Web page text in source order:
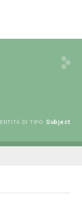
ENTITÀ DI TIPO: Subject